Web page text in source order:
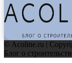
© Acoline.ru |
Блог о